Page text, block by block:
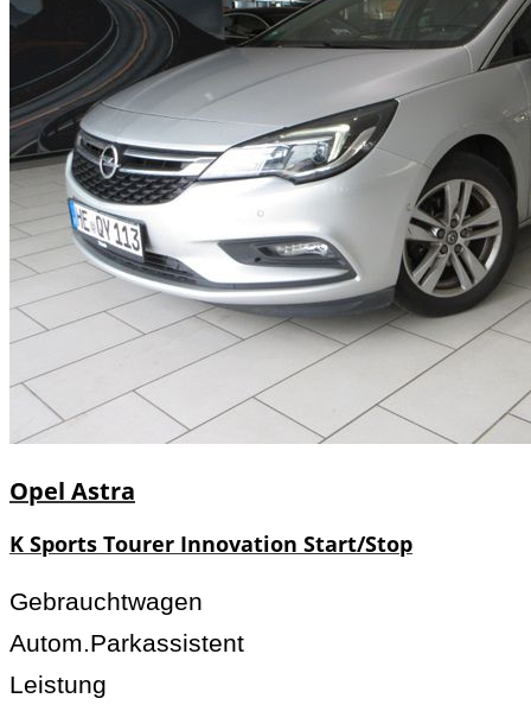
Opel Astra
K Sports Tourer Innovation Start/Stop
Gebrauchtwagen
Autom.Parkassistent
Leistung